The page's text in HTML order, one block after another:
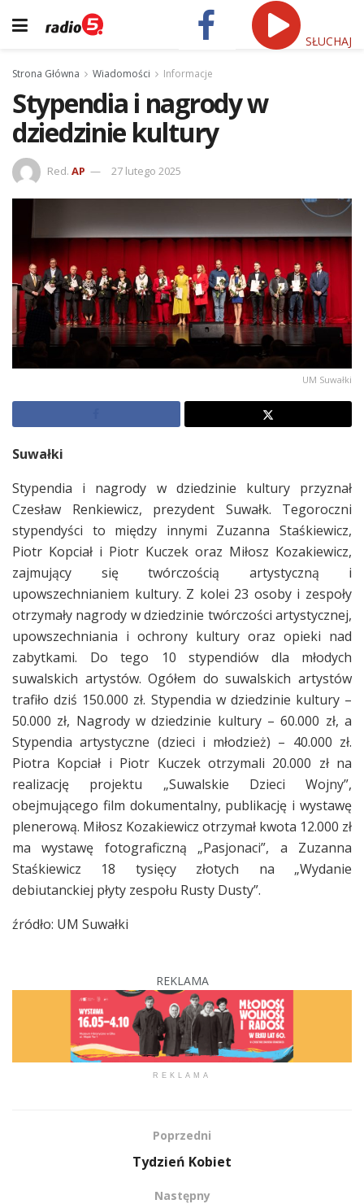
SŁUCHAJ
Strona Główna Wiadomości Informacje
Stypendia i nagrody w
dziedzinie kultury
Red. AP 27 lutego 2025
UM Suwałki
Suwałki
Stypendia i nagrody w dziedzinie kultury przyznał
Czesław Renkiewicz, prezydent Suwałk. Tegoroczni
stypendyści to między innymi Zuzanna Staśkiewicz,
Piotr Kopciał i Piotr Kuczek oraz Miłosz Kozakiewicz,
zajmujący się twórczością artystyczną i
upowszechnianiem kultury. Z kolei 23 osoby i zespoły
otrzymały nagrody w dziedzinie twórczości artystycznej,
upowszechniania i ochrony kultury oraz opieki nad
zabytkami. Do tego 10 stypendiów dla młodych
suwalskich artystów. Ogółem do suwalskich artystów
trafiło dziś 150.000 zł. Stypendia w dziedzinie kultury –
50.000 zł, Nagrody w dziedzinie kultury – 60.000 zł, a
Stypendia artystyczne (dzieci i młodzież) – 40.000 zł.
Piotra Kopciał i Piotr Kuczek otrzymali 20.000 zł na
realizację projektu „Suwalskie Dzieci Wojny”,
obejmującego film dokumentalny, publikację i wystawę
plenerową. Miłosz Kozakiewicz otrzymał kwota 12.000 zł
ma wystawę fotograficzną „Pasjonaci”, a Zuzanna
Staśkiewicz 18 tysięcy złotych na „Wydanie
debiutanckiej płyty zespołu Rusty Dusty”.
źródło: UM Suwałki
REKLAMA
REKLAMA
Poprzedni
Tydzień Kobiet
Następny